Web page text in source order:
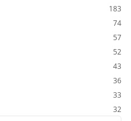
183
74
57
52
43
36
33
32